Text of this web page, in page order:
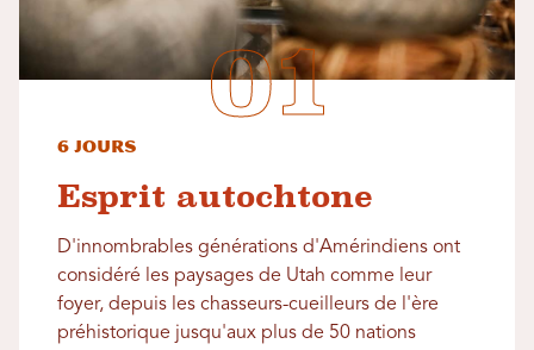
6 jours
Esprit autochtone
D'innombrables générations d'Amérindiens ont
considéré les paysages de Utah comme leur
foyer, depuis les chasseurs-cueilleurs de l'ère
préhistorique jusqu'aux plus de 50 nations